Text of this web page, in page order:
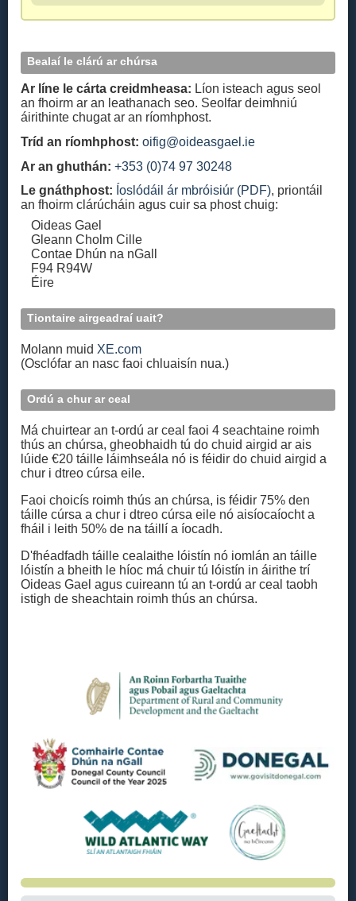
Bealaí le clárú ar chúrsa
Ar líne le cárta creidmheasa: Líon isteach agus seol
an fhoirm ar an leathanach seo. Seolfar deimhniú
áirithinte chugat ar an ríomhphost.
Tríd an ríomhphost: oifig@oideasgael.ie
Ar an ghuthán: +353 (0)74 97 30248
Le gnáthphost: Íoslódáil ár mbróisiúr (PDF), priontáil
an fhoirm clárúcháin agus cuir sa phost chuig:
Oideas Gael
Gleann Cholm Cille
Contae Dhún na nGall
F94 R94W
Éire
Tiontaire airgeadraí uait?
Molann muid XE.com
(Osclófar an nasc faoi chluaisín nua.)
Ordú a chur ar ceal
Má chuirtear an t-ordú ar ceal faoi 4 seachtaine roimh
thús an chúrsa, gheobhaidh tú do chuid airgid ar ais
lúide €20 táille láimhseála nó is féidir do chuid airgid a
chur i dtreo cúrsa eile.
Faoi choicís roimh thús an chúrsa, is féidir 75% den
táille cúrsa a chur i dtreo cúrsa eile nó aisíocaíocht a
fháil i leith 50% de na táillí a íocadh.
D'fhéadfadh táille cealaithe lóistín nó iomlán an táille
lóistín a bheith le híoc má chuir tú lóistín in áirithe trí
Oideas Gael agus cuireann tú an t‑ordú ar ceal taobh
istigh de sheachtain roimh thús an chúrsa.